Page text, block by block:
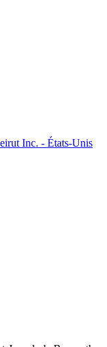
Inc. - États-Unis